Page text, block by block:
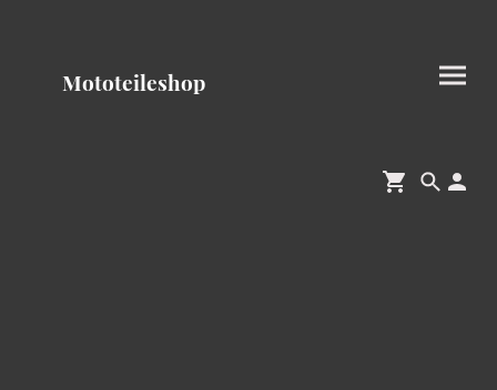
Mototeileshop